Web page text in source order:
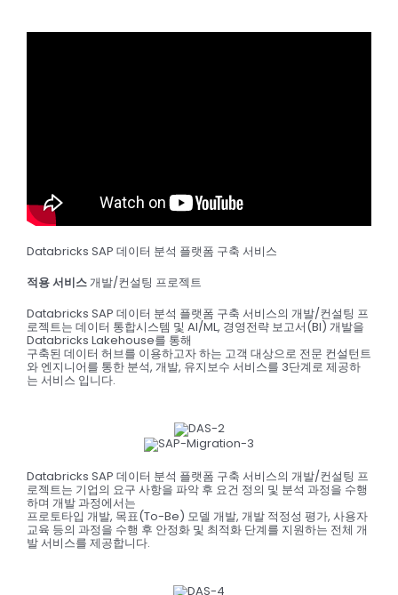
Databricks SAP 데이터 분석 플랫폼 구축 서비스
적용 서비스개발/컨설팅 프로젝트
Databricks SAP 데이터 분석 플랫폼 구축 서비스의 개발/컨설팅 프
로젝트는 데이터 통합시스템 및 AI/ML, 경영전략 보고서(BI) 개발을
Databricks Lakehouse를 통해
구축된 데이터 허브를 이용하고자 하는 고객 대상으로 전문 컨설턴트
와 엔지니어를 통한 분석, 개발, 유지보수 서비스를 3단계로 제공하
는 서비스 입니다.
Databricks SAP 데이터 분석 플랫폼 구축 서비스의 개발/컨설팅 프
로젝트는 기업의 요구 사항을 파악 후 요건 정의 및 분석 과정을 수행
하며 개발 과정에서는
프로토타입 개발, 목표(To-Be) 모델 개발, 개발 적정성 평가, 사용자
교육 등의 과정을 수행 후 안정화 및 최적화 단계를 지원하는 전체 개
발 서비스를 제공합니다.